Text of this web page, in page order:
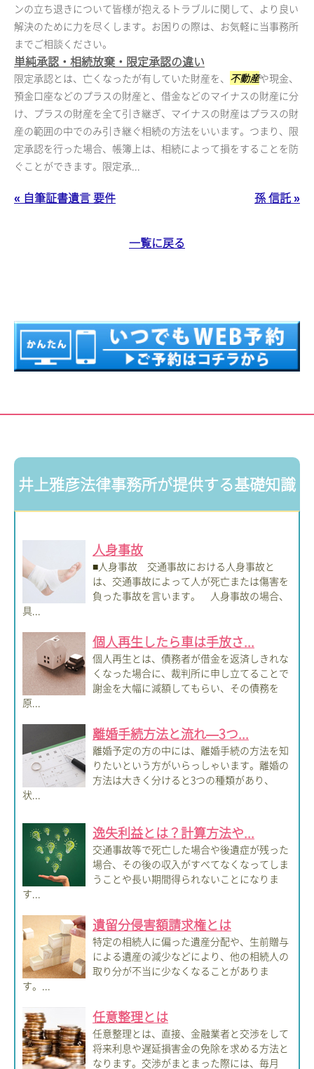
ンの立ち退きについて皆様が抱えるトラブルに関して、より良い
解決のために力を尽くします。お困りの際は、お気軽に当事務所
までご相談ください。
単純承認・相続放棄・限定承認の違い
限定承認とは、亡くなったが有していた財産を、 不動産や現金、
預金口座などのプラスの財産と、借金などのマイナスの財産に分
け、プラスの財産を全て引き継ぎ、マイナスの財産はプラスの財
産の範囲の中でのみ引き継ぐ相続の方法をいいます。つまり、限
定承認を行った場合、帳簿上は、相続によって損をすることを防
ぐことができます。限定承...
« 自筆証書遺言 要件 孫 信託 »
一覧に戻る
井上雅彦法律事務所が提供する基礎知識
人身事故
■人身事故 交通事故における人身事故と
は、交通事故によって人が死亡または傷害を
負った事故を言います。 人身事故の場合、
具...
個人再生したら車は手放さ...
個人再生とは、債務者が借金を返済しきれな
くなった場合に、裁判所に申し立てることで
謝金を大幅に減額してもらい、その債務を
原...
離婚手続方法と流れ―3つ...
離婚予定の方の中には、離婚手続の方法を知
りたいという方がいらっしゃいます。離婚の
方法は大きく分けると3つの種類があり、
状...
逸失利益とは？計算方法や...
交通事故等で死亡した場合や後遺症が残った
場合、その後の収入がすべてなくなってしま
うことや長い期間得られないことになりま
す...
遺留分侵害額請求権とは
特定の相続人に偏った遺産分配や、生前贈与
による遺産の減少などにより、他の相続人の
取り分が不当に少なくなることがありま
す。...
任意整理とは
任意整理とは、直接、金融業者と交渉をして
将来利息や遅延損害金の免除を求める方法と
なります。交渉がまとまった際には、毎月